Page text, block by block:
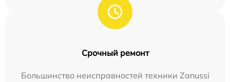
Срочный ремонт
Большинство неисправностей техники Zanussi